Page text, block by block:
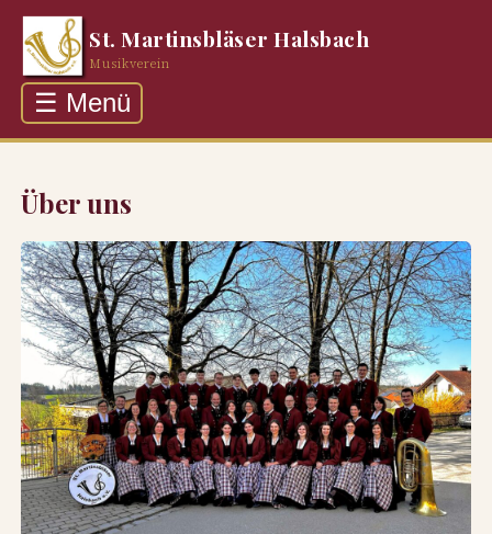
St. Martinsbläser Halsbach
Musikverein
☰ Menü
Auftritte
Rückblick
Galerie
Kontakt
Über uns